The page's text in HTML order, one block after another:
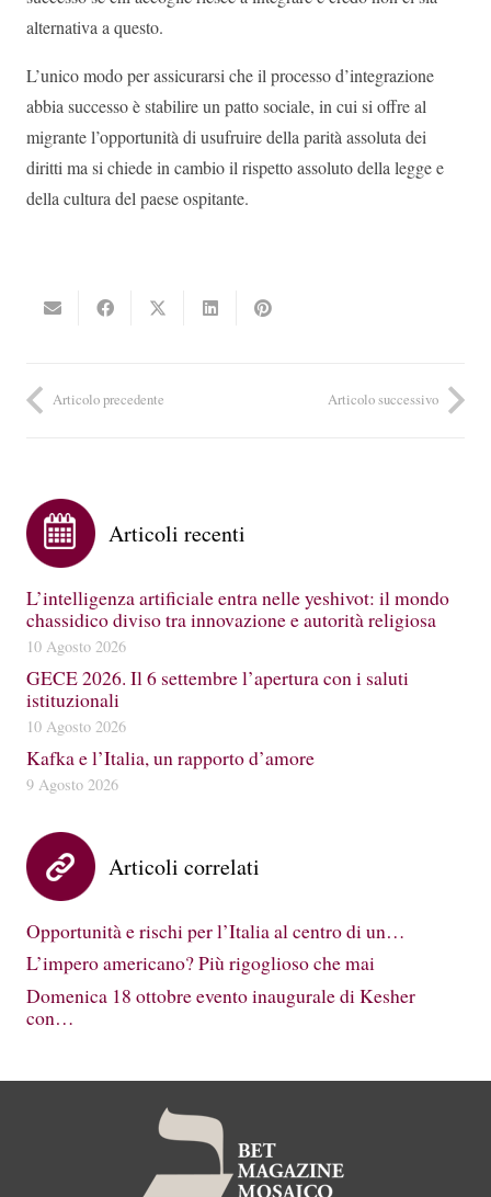
alternativa a questo.
L’unico modo per assicurarsi che il processo d’integrazione
abbia successo è stabilire un patto sociale, in cui si offre al
migrante l’opportunità di usufruire della parità assoluta dei
diritti ma si chiede in cambio il rispetto assoluto della legge e
della cultura del paese ospitante.
Articolo precedente Articolo successivo
Articoli recenti
L’intelligenza artificiale entra nelle yeshivot: il mondo
chassidico diviso tra innovazione e autorità religiosa
10 Agosto 2026
GECE 2026. Il 6 settembre l’apertura con i saluti
istituzionali
10 Agosto 2026
Kafka e l’Italia, un rapporto d’amore
9 Agosto 2026
Articoli correlati
Opportunità e rischi per l’Italia al centro di un…
L’impero americano? Più rigoglioso che mai
Domenica 18 ottobre evento inaugurale di Kesher
con…